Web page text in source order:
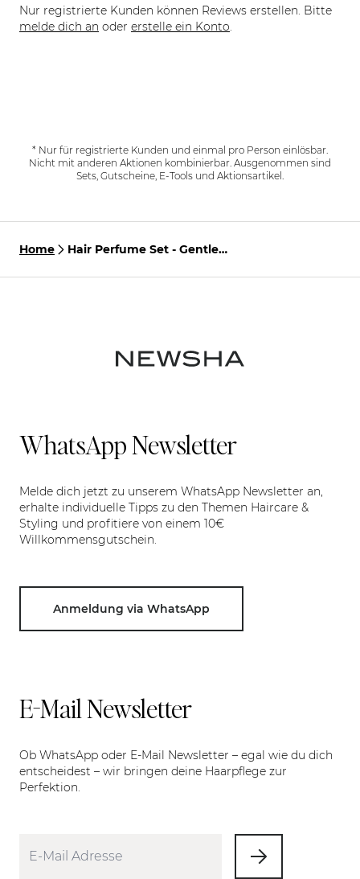
Nur registrierte Kunden können Reviews erstellen. Bitte
melde dich an oder erstelle ein Konto.
* Nur für registrierte Kunden und einmal pro Person einlösbar.
Nicht mit anderen Aktionen kombinierbar. Ausgenommen sind
Sets, Gutscheine, E-Tools und Aktionsartikel.
Home
Hair Perfume Set - Gentle
WhatsApp Newsletter
Melde dich jetzt zu unserem WhatsApp Newsletter an,
erhalte individuelle Tipps zu den Themen Haircare &
Styling und profitiere von einem 10€
Willkommensgutschein.
Anmeldung via WhatsApp
E-Mail Newsletter
Ob WhatsApp oder E-Mail Newsletter – egal wie du dich
entscheidest – wir bringen deine Haarpflege zur
Perfektion.